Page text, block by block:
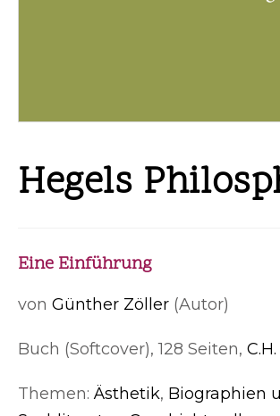
Hegels
Eine Einführung
von Günther Zöller (Autor)
Buch (Softcover), 128 Seiten,
Themen:Ästhetik, Biographien